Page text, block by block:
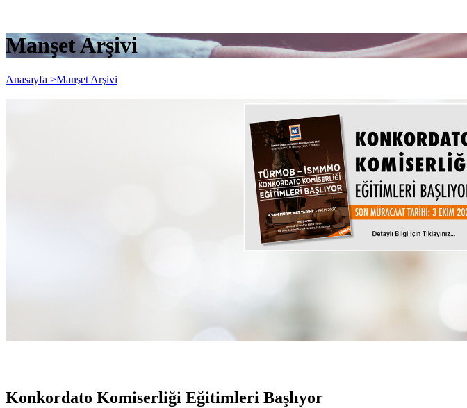
Manşet Arşivi
Anasayfa >Manşet Arşivi
Konkordato Komiserliği Eğitimleri Başlıyor